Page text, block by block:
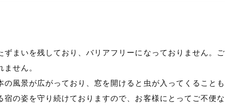
ずまいを残しており、バリアフリーになっておりません。
せん。
の風景が広がっており、窓を開けると虫が入ってくることも
宿の姿を守り続けておりますので、お客様にとってご不便